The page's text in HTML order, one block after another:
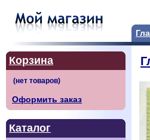
Корзина
Оформить заказ
Каталог